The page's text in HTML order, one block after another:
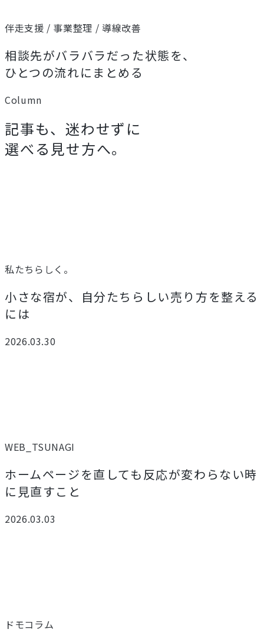
伴走支援 / 事業整理 / 導線改善
相談先がバラバラだった状態を、
ひとつの流れにまとめる
Column
記事も、迷わせずに
選べる見せ方へ。
私たちらしく。
小さな宿が、自分たちらしい売り方を整える
には
2026.03.30
WEB_TSUNAGI
ホームページを直しても反応が変わらない時
に見直すこと
2026.03.03
ドモコラム